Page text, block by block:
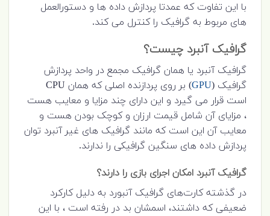
با این تفاوت که عمدتا پردازش داده ها و دستورالعمل
های مربوط به گرافیک را کنترل می کند.
گرافیک آنبرد چیست؟
گرافیک آنبرد یا همان گرافیک مجمع در واحد پردازش
گرافیک (GPU
) بر روی پردازنده اصلی که همان CPU
است قرار می گیرد و این دارای چند مزایا و معایب هست
، مزایای آن شامل قیمت ارزان و کوچک بودن هست و
معایب آن این است که مانند گرافیک های غیر آنبرد توان
پردازش داده های سنگین گرافیکی را ندارند.
گرافیک آنبرد امکان اجرای بازی را دارند؟
در گذشته کارت‌های گرافیک آنبورد به دلیل کارکرد
ضعیفی که داشتند، اسمشان بد در رفته است ، با این